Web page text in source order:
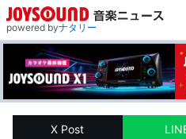
powered byナタリー
X Post